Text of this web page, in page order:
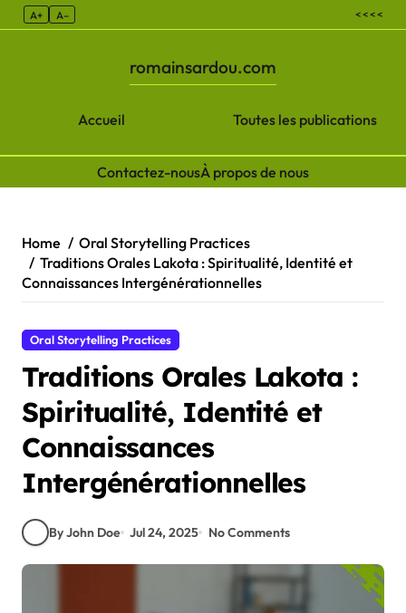
A+ A– < < < <
Accueil
romainsardou.com
Toutes les publications
Contactez-nousÀ propos de nous
Home
Oral Storytelling Practices
Traditions Orales Lakota : Spiritualité, Identité et
Connaissances Intergénérationnelles
Oral Storytelling Practices
Traditions Orales Lakota :
Spiritualité, Identité et
Connaissances
Intergénérationnelles
By John Doe Jul 24, 2025 No Comments